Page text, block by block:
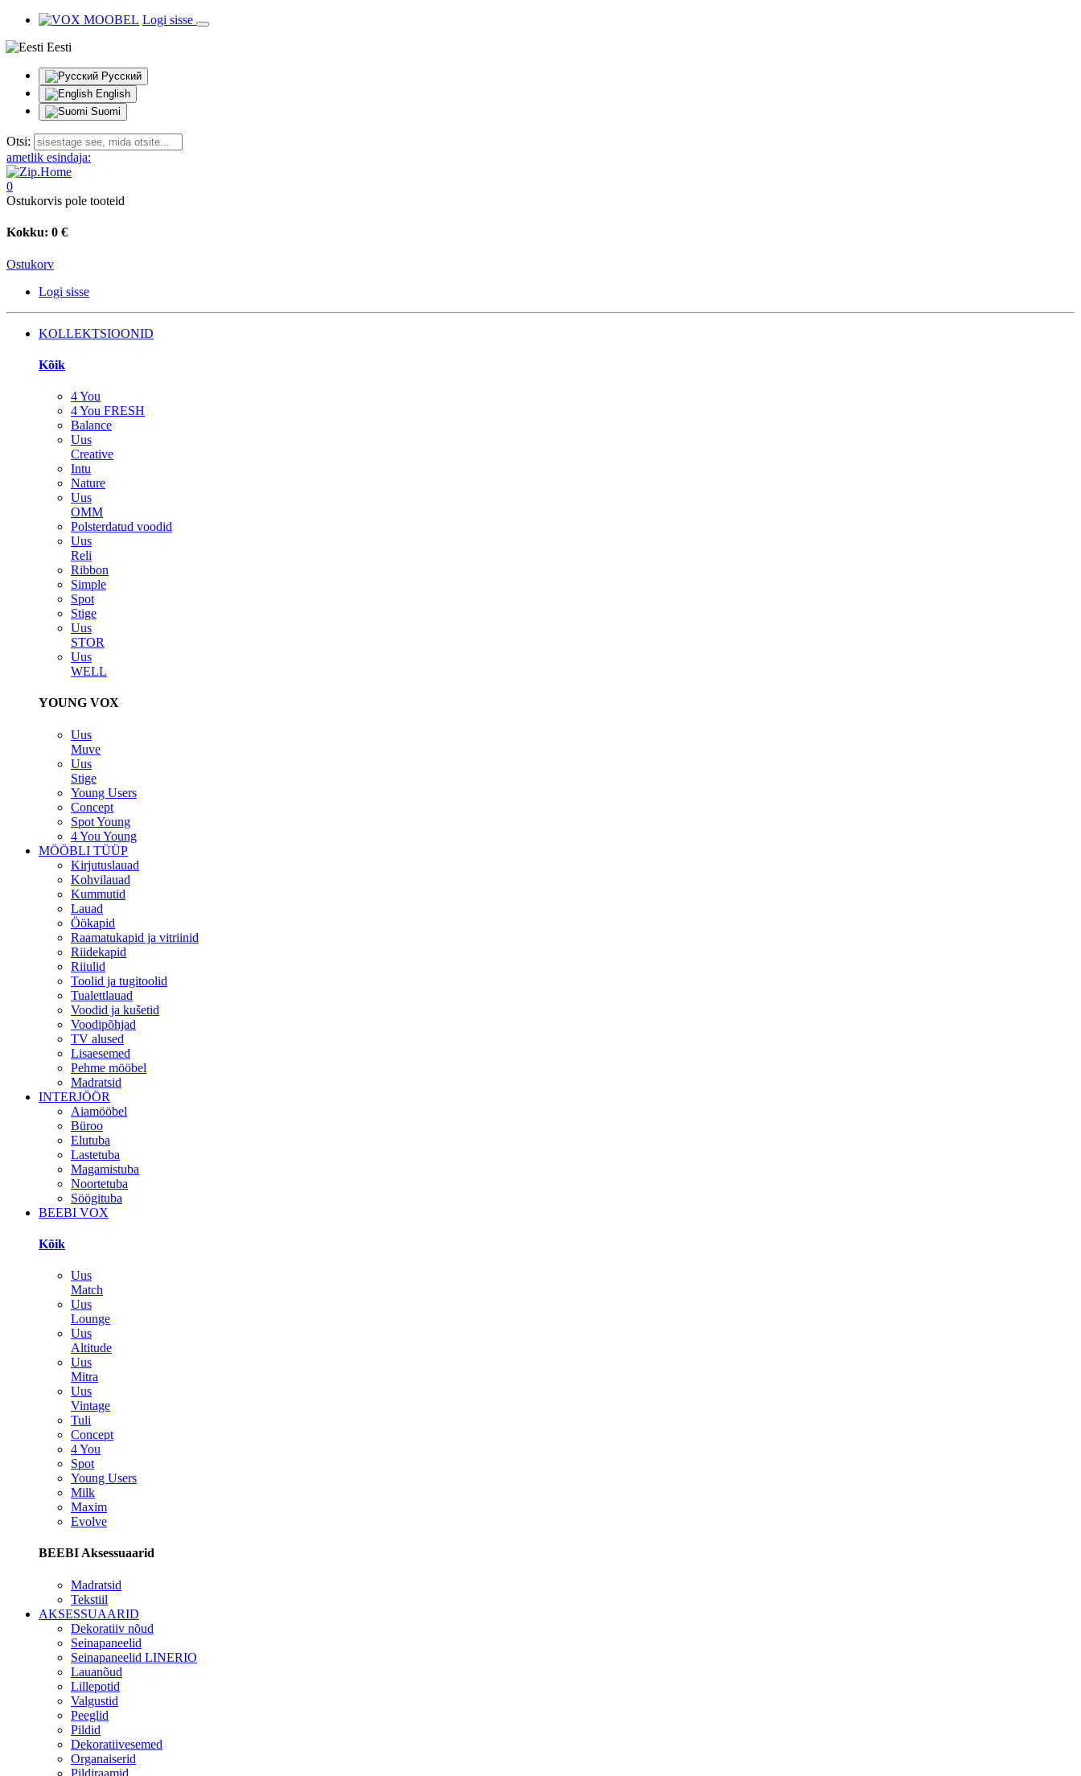
Logi sisse
Eesti
Русский
English
Suomi
Otsi:
ametlik esindaja:
0
Ostukorvis pole tooteid
Kokku: 0 €
Ostukorv
Logi sisse
KOLLEKTSIOONID
Kõik
4 You
4 You FRESH
Balance
Uus
Creative
Intu
Nature
Uus
OMM
Polsterdatud voodid
Uus
Reli
Ribbon
Simple
Spot
Stige
Uus
STOR
Uus
WELL
YOUNG VOX
Uus
Muve
Uus
Stige
Young Users
Concept
Spot Young
4 You Young
MÖÖBLI TÜÜP
Kirjutuslauad
Kohvilauad
Kummutid
Lauad
Öökapid
Raamatukapid ja vitriinid
Riidekapid
Riiulid
Toolid ja tugitoolid
Tualettlauad
Voodid ja kušetid
Voodipõhjad
TV alused
Lisaesemed
Pehme mööbel
Madratsid
INTERJÖÖR
Aiamööbel
Büroo
Elutuba
Lastetuba
Magamistuba
Noortetuba
Söögituba
BEEBI VOX
Kõik
Uus
Match
Uus
Lounge
Uus
Altitude
Uus
Mitra
Uus
Vintage
Tuli
Concept
4 You
Spot
Young Users
Milk
Maxim
Evolve
BEEBI Aksessuaarid
Madratsid
Tekstiil
AKSESSUAARID
Dekoratiiv nõud
Seinapaneelid
Seinapaneelid LINERIO
Lauanõud
Lillepotid
Valgustid
Peeglid
Pildid
Dekoratiivesemed
Organaiserid
Pildiraamid